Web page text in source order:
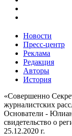
Новости
Пресс-центр
Реклама
Редакция
Авторы
История
«Совершенно
журналистских
Основатели -
свидетельство о
25.12.2020 г.